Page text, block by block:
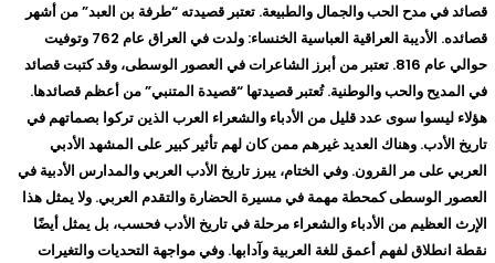
قصائد في مدح الحب والجمال والطبيعة. تعتبر قصيدته “طرفة بن العبد” من أشهر
قصائده. الأديبة العراقية العباسية الخنساء: ولدت في العراق عام 762 وتوفيت
حوالي عام 816. تعتبر من أبرز الشاعرات في العصور الوسطى، وقد كتبت قصائد
في المديح والحب والوطنية. تُعتبر قصيدتها “قصيدة المتنبي” من أعظم قصائدها.
هؤلاء ليسوا سوى عدد قليل من الأدباء والشعراء العرب الذين تركوا بصماتهم في
تاريخ الأدب. وهناك العديد غيرهم ممن كان لهم تأثير كبير على المشهد الأدبي
العربي على مر القرون. وفي الختام، يبرز تاريخ الأدب العربي والمدارس الأدبية في
العصور الوسطى كمحطة مهمة في مسيرة الحضارة والتقدم العربي. ولا يمثل هذا
الإرث العظيم من الأدباء والشعراء مرحلة في تاريخ الأدب فحسب، بل يمثل أيضًا
نقطة انطلاق لفهم أعمق للغة العربية وآدابها. وفي مواجهة التحديات والتغيرات